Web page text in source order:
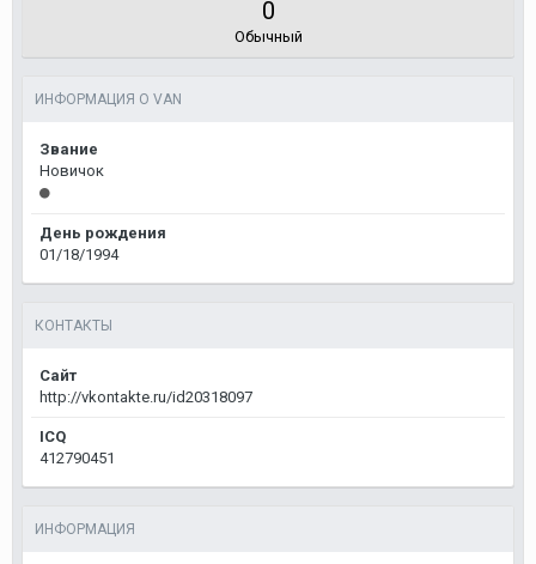
0
Обычный
ИНФОРМАЦИЯ О VAN
Звание
Новичок
День рождения
01/18/1994
КОНТАКТЫ
Сайт
http://vkontakte.ru/id20318097
ICQ
412790451
ИНФОРМАЦИЯ